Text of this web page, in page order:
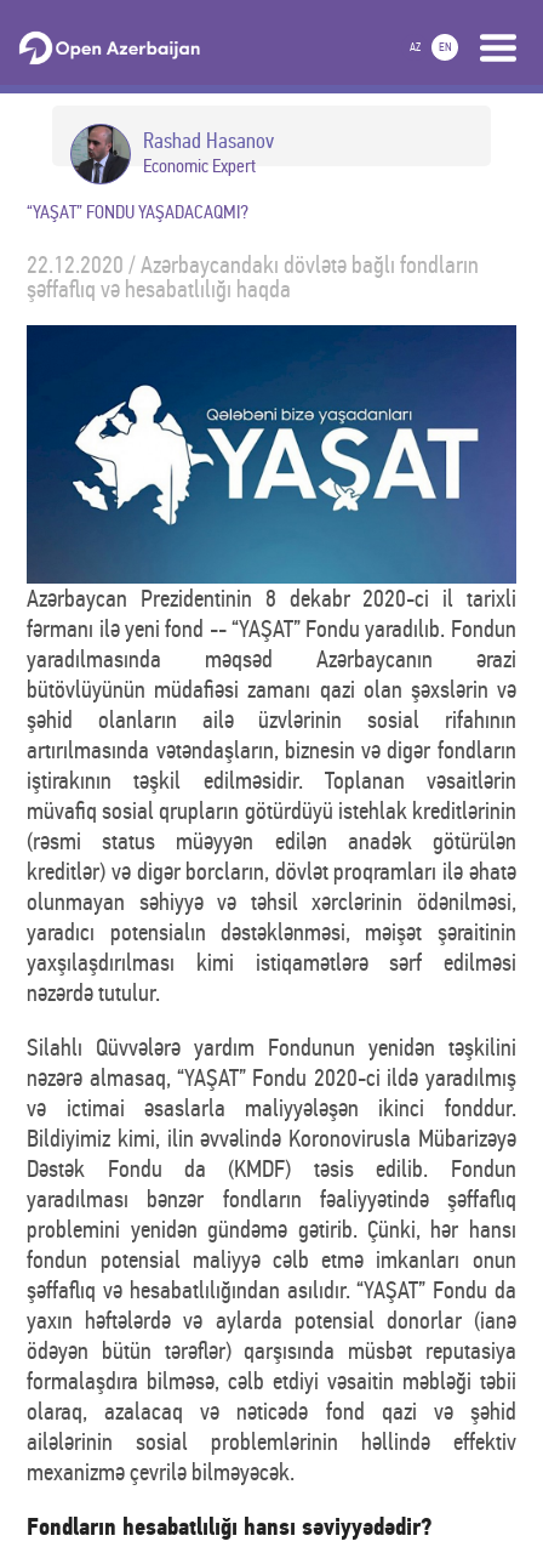
AZ EN
Rashad Hasanov
Economic Expert
“YAŞAT” FONDU YAŞADACAQMI?
22.12.2020 / Azərbaycandakı dövlətə bağlı fondların
şəffaflıq və hesabatlılığı haqda
Azərbaycan Prezidentinin 8 dekabr 2020-ci il tarixli
fərmanı ilə yeni fond -- “YAŞAT” Fondu yaradılıb. Fondun
yaradılmasında məqsəd Azərbaycanın ərazi
bütövlüyünün müdafiəsi zamanı qazi olan şəxslərin və
şəhid olanların ailə üzvlərinin sosial rifahının
artırılmasında vətəndaşların, biznesin və digər fondların
iştirakının təşkil edilməsidir. Toplanan vəsaitlərin
müvafiq sosial qrupların götürdüyü istehlak kreditlərinin
(rəsmi status müəyyən edilən anadək götürülən
kreditlər) və digər borcların, dövlət proqramları ilə əhatə
olunmayan səhiyyə və təhsil xərclərinin ödənilməsi,
yaradıcı potensialın dəstəklənməsi, məişət şəraitinin
yaxşılaşdırılması kimi istiqamətlərə sərf edilməsi
nəzərdə tutulur.
Silahlı Qüvvələrə yardım Fondunun yenidən təşkilini
nəzərə almasaq, “YAŞAT” Fondu 2020-ci ildə yaradılmış
və ictimai əsaslarla maliyyələşən ikinci fonddur.
Bildiyimiz kimi, ilin əvvəlində Koronovirusla Mübarizəyə
Dəstək Fondu da (KMDF) təsis edilib. Fondun
yaradılması bənzər fondların fəaliyyətində şəffaflıq
problemini yenidən gündəmə gətirib. Çünki, hər hansı
fondun potensial maliyyə cəlb etmə imkanları onun
şəffaflıq və hesabatlılığından asılıdır. “YAŞAT” Fondu da
yaxın həftələrdə və aylarda potensial donorlar (ianə
ödəyən bütün tərəflər) qarşısında müsbət reputasiya
formalaşdıra bilməsə, cəlb etdiyi vəsaitin məbləği təbii
olaraq, azalacaq və nəticədə fond qazi və şəhid
ailələrinin sosial problemlərinin həllində effektiv
mexanizmə çevrilə bilməyəcək.
Fondların hesabatlılığı hansı səviyyədədir?